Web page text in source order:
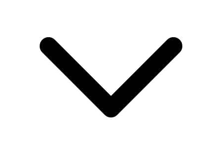
Cửa gỗ Carbon